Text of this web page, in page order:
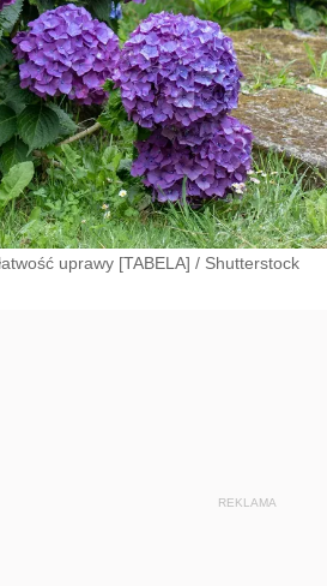
uprawy [TABELA] / Shutterstock